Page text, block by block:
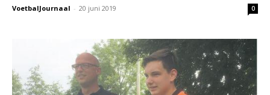
VoetbalJournaal - 20 juni 2019 0